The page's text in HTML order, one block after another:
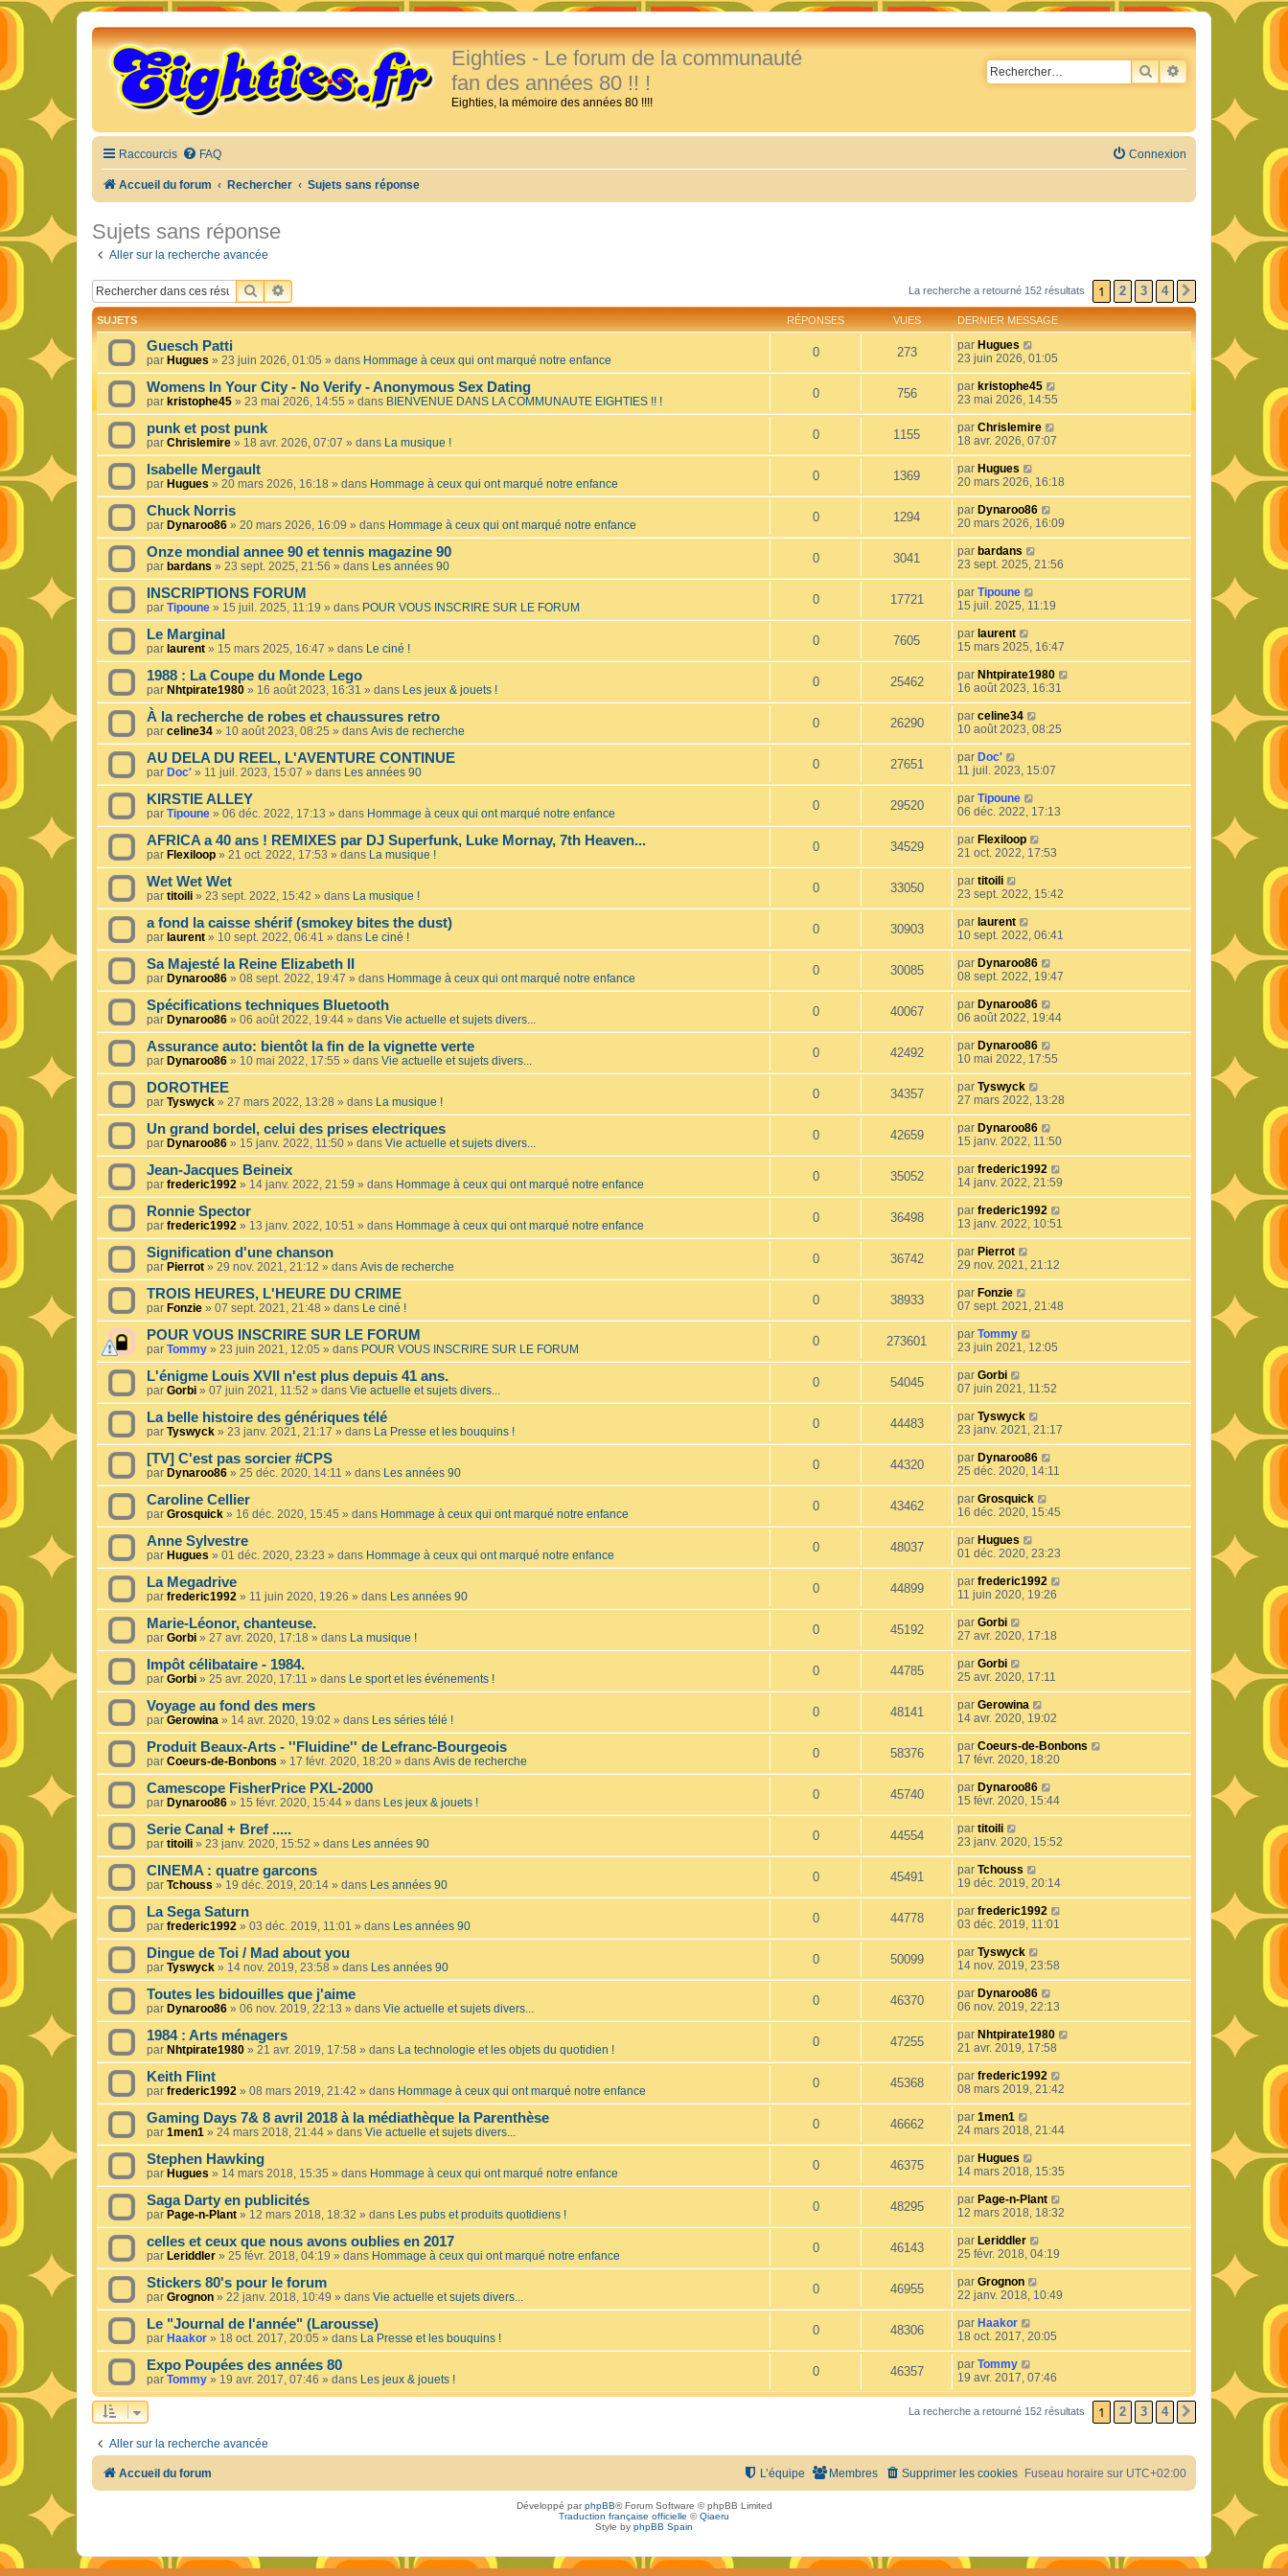
Eighties - Le forum de la communauté
fan des années 80 !! !
Eighties, la mémoire des années 80 !!!!
RECHERCHER
RECHERCHE
Raccourcis FAQ Connexion
Accueil du forum Rechercher Sujets sans réponse
Sujets sans réponse
Aller sur la recherche avancée
RECHERCHER
RECHERCHE AVANCÉE La recherche a retourné 152 résultats 1 2 3 4
SUJETS RÉPONSES VUES DERNIER MESSAGE
Guesch Patti
par Hugues » 23 juin 2026, 01:05 » dans Hommage à ceux qui ont marqué notre enfance
0 273 par Hugues
23 juin 2026, 01:05
Womens In Your City - No Verify - Anonymous Sex Dating
par kristophe45 » 23 mai 2026, 14:55 » dans BIENVENUE DANS LA COMMUNAUTE EIGHTIES !! !
0 756 par kristophe45
23 mai 2026, 14:55
punk et post punk
par Chrislemire » 18 avr. 2026, 07:07 » dans La musique !
0 1155 par Chrislemire
18 avr. 2026, 07:07
Isabelle Mergault
par Hugues » 20 mars 2026, 16:18 » dans Hommage à ceux qui ont marqué notre enfance
0 1369 par Hugues
20 mars 2026, 16:18
Chuck Norris
par Dynaroo86 » 20 mars 2026, 16:09 » dans Hommage à ceux qui ont marqué notre enfance
0 1294 par Dynaroo86
20 mars 2026, 16:09
Onze mondial annee 90 et tennis magazine 90
par bardans » 23 sept. 2025, 21:56 » dans Les années 90
0 3041 par bardans
23 sept. 2025, 21:56
INSCRIPTIONS FORUM
par Tipoune » 15 juil. 2025, 11:19 » dans POUR VOUS INSCRIRE SUR LE FORUM
0 17721 par Tipoune
15 juil. 2025, 11:19
Le Marginal
par laurent » 15 mars 2025, 16:47 » dans Le ciné !
0 7605 par laurent
15 mars 2025, 16:47
1988 : La Coupe du Monde Lego
par Nhtpirate1980 » 16 août 2023, 16:31 » dans Les jeux & jouets !
0 25462 par Nhtpirate1980
16 août 2023, 16:31
À la recherche de robes et chaussures retro
par celine34 » 10 août 2023, 08:25 » dans Avis de recherche
0 26290 par celine34
10 août 2023, 08:25
AU DELA DU REEL, L'AVENTURE CONTINUE
par Doc' » 11 juil. 2023, 15:07 » dans Les années 90
0 27651 par Doc'
11 juil. 2023, 15:07
KIRSTIE ALLEY
par Tipoune » 06 déc. 2022, 17:13 » dans Hommage à ceux qui ont marqué notre enfance
0 29520 par Tipoune
06 déc. 2022, 17:13
AFRICA a 40 ans ! REMIXES par DJ Superfunk, Luke Mornay, 7th Heaven...
par Flexiloop » 21 oct. 2022, 17:53 » dans La musique !
0 34529 par Flexiloop
21 oct. 2022, 17:53
Wet Wet Wet
par titoili » 23 sept. 2022, 15:42 » dans La musique !
0 33050 par titoili
23 sept. 2022, 15:42
a fond la caisse shérif (smokey bites the dust)
par laurent » 10 sept. 2022, 06:41 » dans Le ciné !
0 30903 par laurent
10 sept. 2022, 06:41
Sa Majesté la Reine Elizabeth II
par Dynaroo86 » 08 sept. 2022, 19:47 » dans Hommage à ceux qui ont marqué notre enfance
0 30085 par Dynaroo86
08 sept. 2022, 19:47
Spécifications techniques Bluetooth
par Dynaroo86 » 06 août 2022, 19:44 » dans Vie actuelle et sujets divers...
0 40067 par Dynaroo86
06 août 2022, 19:44
Assurance auto: bientôt la fin de la vignette verte
par Dynaroo86 » 10 mai 2022, 17:55 » dans Vie actuelle et sujets divers...
0 42492 par Dynaroo86
10 mai 2022, 17:55
DOROTHEE
par Tyswyck » 27 mars 2022, 13:28 » dans La musique !
0 34357 par Tyswyck
27 mars 2022, 13:28
Un grand bordel, celui des prises electriques
par Dynaroo86 » 15 janv. 2022, 11:50 » dans Vie actuelle et sujets divers...
0 42659 par Dynaroo86
15 janv. 2022, 11:50
Jean-Jacques Beineix
par frederic1992 » 14 janv. 2022, 21:59 » dans Hommage à ceux qui ont marqué notre enfance
0 35052 par frederic1992
14 janv. 2022, 21:59
Ronnie Spector
par frederic1992 » 13 janv. 2022, 10:51 » dans Hommage à ceux qui ont marqué notre enfance
0 36498 par frederic1992
13 janv. 2022, 10:51
Signification d'une chanson
par Pierrot » 29 nov. 2021, 21:12 » dans Avis de recherche
0 36742 par Pierrot
29 nov. 2021, 21:12
TROIS HEURES, L'HEURE DU CRIME
par Fonzie » 07 sept. 2021, 21:48 » dans Le ciné !
0 38933 par Fonzie
07 sept. 2021, 21:48
POUR VOUS INSCRIRE SUR LE FORUM
par Tommy » 23 juin 2021, 12:05 » dans POUR VOUS INSCRIRE SUR LE FORUM
0 273601 par Tommy
23 juin 2021, 12:05
L'énigme Louis XVII n'est plus depuis 41 ans.
par Gorbi » 07 juin 2021, 11:52 » dans Vie actuelle et sujets divers...
0 54045 par Gorbi
07 juin 2021, 11:52
La belle histoire des génériques télé
par Tyswyck » 23 janv. 2021, 21:17 » dans La Presse et les bouquins !
0 44483 par Tyswyck
23 janv. 2021, 21:17
[TV] C'est pas sorcier #CPS
par Dynaroo86 » 25 déc. 2020, 14:11 » dans Les années 90
0 44320 par Dynaroo86
25 déc. 2020, 14:11
Caroline Cellier
par Grosquick » 16 déc. 2020, 15:45 » dans Hommage à ceux qui ont marqué notre enfance
0 43462 par Grosquick
16 déc. 2020, 15:45
Anne Sylvestre
par Hugues » 01 déc. 2020, 23:23 » dans Hommage à ceux qui ont marqué notre enfance
0 48037 par Hugues
01 déc. 2020, 23:23
La Megadrive
par frederic1992 » 11 juin 2020, 19:26 » dans Les années 90
0 44899 par frederic1992
11 juin 2020, 19:26
Marie-Léonor, chanteuse.
par Gorbi » 27 avr. 2020, 17:18 » dans La musique !
0 45192 par Gorbi
27 avr. 2020, 17:18
Impôt célibataire - 1984.
par Gorbi » 25 avr. 2020, 17:11 » dans Le sport et les événements !
0 44785 par Gorbi
25 avr. 2020, 17:11
Voyage au fond des mers
par Gerowina » 14 avr. 2020, 19:02 » dans Les séries télé !
0 48141 par Gerowina
14 avr. 2020, 19:02
Produit Beaux-Arts - ''Fluidine'' de Lefranc-Bourgeois
par Coeurs-de-Bonbons » 17 févr. 2020, 18:20 » dans Avis de recherche
0 58376 par Coeurs-de-Bonbons
17 févr. 2020, 18:20
Camescope FisherPrice PXL-2000
par Dynaroo86 » 15 févr. 2020, 15:44 » dans Les jeux & jouets !
0 45740 par Dynaroo86
15 févr. 2020, 15:44
Serie Canal + Bref .....
par titoili » 23 janv. 2020, 15:52 » dans Les années 90
0 44554 par titoili
23 janv. 2020, 15:52
CINEMA : quatre garcons
par Tchouss » 19 déc. 2019, 20:14 » dans Les années 90
0 45491 par Tchouss
19 déc. 2019, 20:14
La Sega Saturn
par frederic1992 » 03 déc. 2019, 11:01 » dans Les années 90
0 44778 par frederic1992
03 déc. 2019, 11:01
Dingue de Toi / Mad about you
par Tyswyck » 14 nov. 2019, 23:58 » dans Les années 90
0 50099 par Tyswyck
14 nov. 2019, 23:58
Toutes les bidouilles que j'aime
par Dynaroo86 » 06 nov. 2019, 22:13 » dans Vie actuelle et sujets divers...
0 46370 par Dynaroo86
06 nov. 2019, 22:13
1984 : Arts ménagers
par Nhtpirate1980 » 21 avr. 2019, 17:58 » dans La technologie et les objets du quotidien !
0 47255 par Nhtpirate1980
21 avr. 2019, 17:58
Keith Flint
par frederic1992 » 08 mars 2019, 21:42 » dans Hommage à ceux qui ont marqué notre enfance
0 45368 par frederic1992
08 mars 2019, 21:42
Gaming Days 7& 8 avril 2018 à la médiathèque la Parenthèse
par 1men1 » 24 mars 2018, 21:44 » dans Vie actuelle et sujets divers...
0 46662 par 1men1
24 mars 2018, 21:44
Stephen Hawking
par Hugues » 14 mars 2018, 15:35 » dans Hommage à ceux qui ont marqué notre enfance
0 46375 par Hugues
14 mars 2018, 15:35
Saga Darty en publicités
par Page-n-Plant » 12 mars 2018, 18:32 » dans Les pubs et produits quotidiens !
0 48295 par Page-n-Plant
12 mars 2018, 18:32
celles et ceux que nous avons oublies en 2017
par Leriddler » 25 févr. 2018, 04:19 » dans Hommage à ceux qui ont marqué notre enfance
0 46143 par Leriddler
25 févr. 2018, 04:19
Stickers 80's pour le forum
par Grognon » 22 janv. 2018, 10:49 » dans Vie actuelle et sujets divers...
0 46955 par Grognon
22 janv. 2018, 10:49
Le "Journal de l'année" (Larousse)
par Haakor » 18 oct. 2017, 20:05 » dans La Presse et les bouquins !
0 48306 par Haakor
18 oct. 2017, 20:05
Expo Poupées des années 80
par Tommy » 19 avr. 2017, 07:46 » dans Les jeux & jouets !
0 46357 par Tommy
19 avr. 2017, 07:46
La recherche a retourné 152 résultats 1 2 3 4 SUIVANT
Aller sur la recherche avancée
Accueil du forum Fuseau horaire sur UTC+02:00
Supprimer les cookies
Membres
L’équipe
Développé parphpBB® Forum Software © phpBB Limited
Traduction française officielle ©Qiaeru
Style by phpBB Spain